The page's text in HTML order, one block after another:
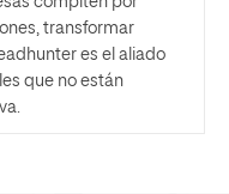
transformar
es el aliado
que no están